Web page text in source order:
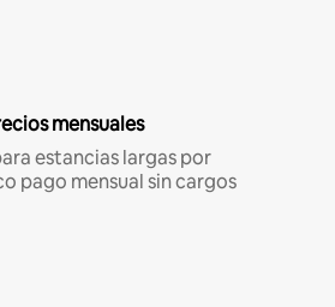
mensuales
estancias largas por
pago mensual sin cargos